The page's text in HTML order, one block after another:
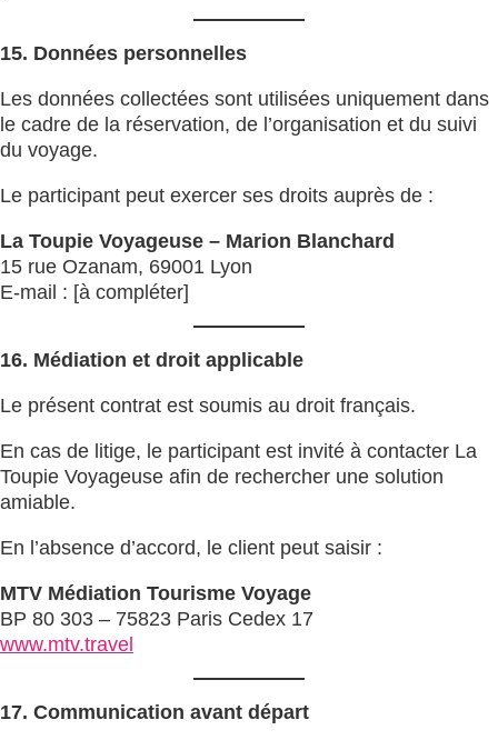
15. Données personnelles
Les données collectées sont utilisées uniquement dans
le cadre de la réservation, de l’organisation et du suivi
du voyage.
Le participant peut exercer ses droits auprès de :
La Toupie Voyageuse – Marion Blanchard
15 rue Ozanam, 69001 Lyon
E-mail : [à compléter]
16. Médiation et droit applicable
Le présent contrat est soumis au droit français.
En cas de litige, le participant est invité à contacter La
Toupie Voyageuse afin de rechercher une solution
amiable.
En l’absence d’accord, le client peut saisir :
MTV Médiation Tourisme Voyage
BP 80 303 – 75823 Paris Cedex 17
www.mtv.travel
17. Communication avant départ